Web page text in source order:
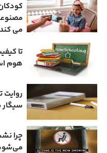
می ‌کند
تا
هوم
چرا